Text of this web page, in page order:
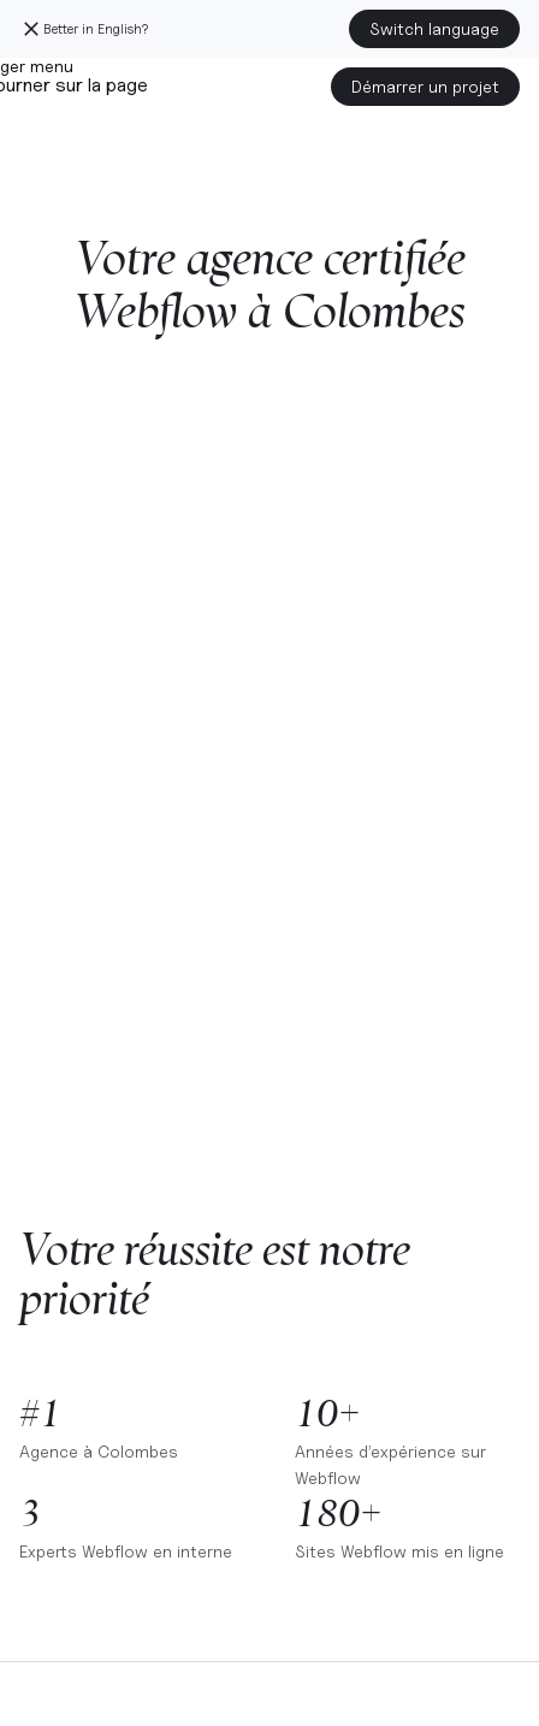
Better in English? Switch language
sur la page Démarrer un projet
Votreagence certifiée
Webflow à Colombes
Votre réussite est notre
priorité
#1
Agence à Colombes
10+
Années d’expérience sur
Webflow
3
Experts Webflow en interne
180+
Sites Webflow mis en ligne